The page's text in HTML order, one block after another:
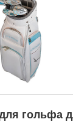
гольфа